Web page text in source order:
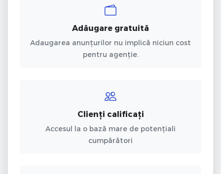
Adăugare gratuită
Adaugarea anunțurilor nu implică niciun cost
pentru agenție.
Clienți calificați
Accesul la o bază mare de potențiali
cumpărători